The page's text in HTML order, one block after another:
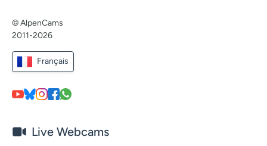
© AlpenCams
2011-2026
Français
Live Webcams